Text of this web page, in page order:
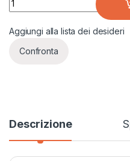
Aggiungi alla lista dei desideri
Confronta
Descrizione